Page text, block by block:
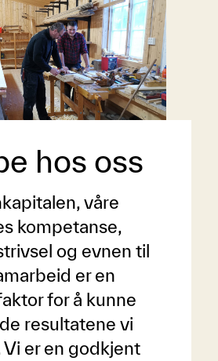
hos oss
våre
kompetanse,
og evnen til
er en
for å kunne
resultatene vi
Vi er en godkjent